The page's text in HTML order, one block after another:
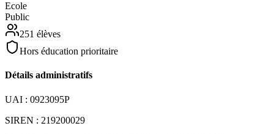
Ecole
Public
251 élèves
Hors éducation prioritaire
Détails administratifs
UAI : 0923095P
SIREN : 219200029